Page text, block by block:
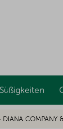
Süßigkeiten
DIANA